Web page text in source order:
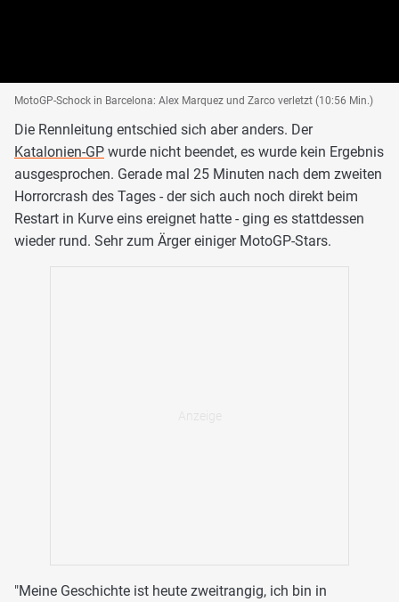
MotoGP-Schock in Barcelona: Alex Marquez und Zarco verletzt (10:56 Min.)
Die Rennleitung entschied sich aber anders. Der
Katalonien-GP wurde nicht beendet, es wurde kein Ergebnis
ausgesprochen. Gerade mal 25 Minuten nach dem zweiten
Horrorcrash des Tages - der sich auch noch direkt beim
Restart in Kurve eins ereignet hatte - ging es stattdessen
wieder rund. Sehr zum Ärger einiger MotoGP-Stars.
"Meine Geschichte ist heute zweitrangig, ich bin in